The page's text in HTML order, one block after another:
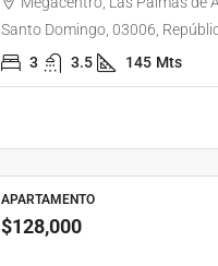
Santo Domingo, 03006,
3
3.5 145 Mts
APARTAMENTO
$128,000